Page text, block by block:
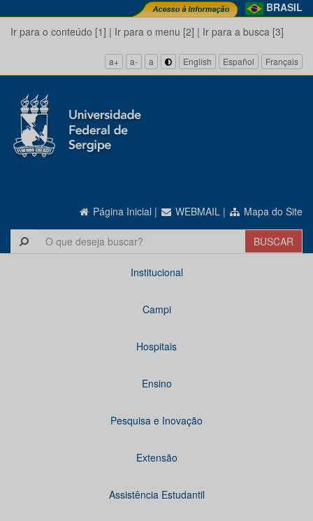
BRASIL
Ir para o conteúdo [1] | Ir para o menu [2] | Ir para a busca [3]
a+ a- a English Español Français
Página Inicial | WEBMAIL | Mapa do Site
Institucional
Campi
Hospitais
Ensino
Pesquisa e Inovação
Extensão
Assistência Estudantil